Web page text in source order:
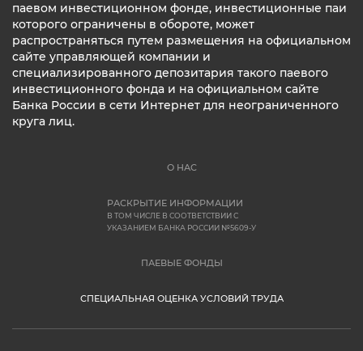
паевом инвестиционном фонде, инвестиционные паи
которого ограничены в обороте, может
распространяться путем размещения на официальном
сайте управляющей компании и
специализированного депозитария такого паевого
инвестиционного фонда и на официальном сайте
Банка России в сети Интернет для неограниченного
круга лиц.
О НАС
РАСКРЫТИЕ ИНФОРМАЦИИ
В ТОМ ЧИСЛЕ В СООТВЕТСТВИИ С
УКАЗАНИЕМ БАНКА РОССИИ №5609-У
ПАЕВЫЕ ФОНДЫ
СПЕЦИАЛЬНАЯ ОЦЕНКА УСЛОВИЙ ТРУДА